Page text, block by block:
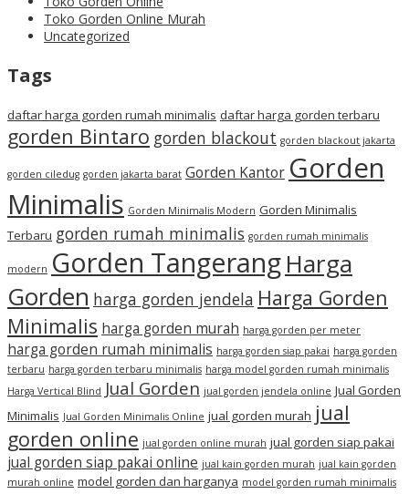
Toko Gorden Online Murah
Uncategorized
Tags
daftar harga gorden rumah minimalis daftar harga gorden terbaru
gorden Bintaro gorden blackout gorden blackout jakarta
gorden ciledug gorden jakarta barat Gorden Kantor Gorden
Minimalis Gorden Minimalis Modern Gorden Minimalis
Terbaru gorden rumah minimalis gorden rumah minimalis
modern Gorden TangerangHarga
Gorden harga gorden jendela Harga Gorden
Minimalis harga gorden murah harga gorden per meter
harga gorden rumah minimalis harga gorden siap pakai harga gorden
terbaru harga gorden terbaru minimalis harga model gorden rumah minimalis
Harga Vertical Blind Jual Gorden jual gorden jendela online Jual Gorden
Minimalis Jual Gorden Minimalis Online jual gorden murah jual
gorden online jual gorden online murah jual gorden siap pakai
jual gorden siap pakai online jual kain gorden murah jual kain gorden
murah online model gorden dan harganya model gorden rumah minimalis